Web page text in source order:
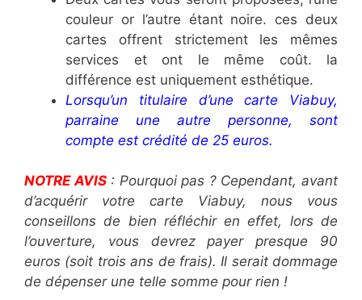
couleur or l’autre étant noire. ces deux
cartes offrent strictement les mêmes
services et ont le même coût. la
différence est uniquement esthétique.
Lorsqu’un titulaire d’une carte Viabuy,
parraine une autre personne, sont
compte est crédité de 25 euros.
NOTRE AVIS: Pourquoi pas ? Cependant, avant
d’acquérir votre carte Viabuy, nous vous
conseillons de bien réfléchir en effet, lors de
l’ouverture, vous devrez payer presque 90
euros (soit trois ans de frais). Il serait dommage
de dépenser une telle somme pour rien !